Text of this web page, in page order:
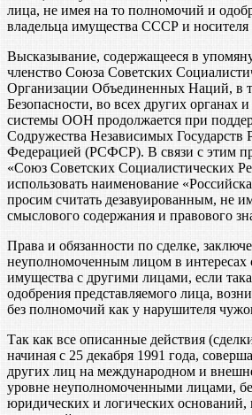
лица, не имея на то полномочий и
владельца имущества СССР и носителя
Высказывание, содержащееся в
членство Союза Советских
Организации Объединенных Наций, в
Безопасности, во всех других органах
системы ООН продолжается при
Содружества Независимых Государств
Федерацией (РСФСР). В связи с этим
«Союз Советских Социалистических
использовать наименование
просим считать дезавуированным, не
смыслового содержания и правового
Права и обязанности по сделке,
неуполномоченным лицом в интересах
имущества с другими лицами, если
одобрения представляемого лица,
без полномочий как у нарушителя
Так как все описанные действия
начиная с 25 декабря 1991 года,
других лиц на международном и
уровне неуполномоченными лицами,
юридических и логических